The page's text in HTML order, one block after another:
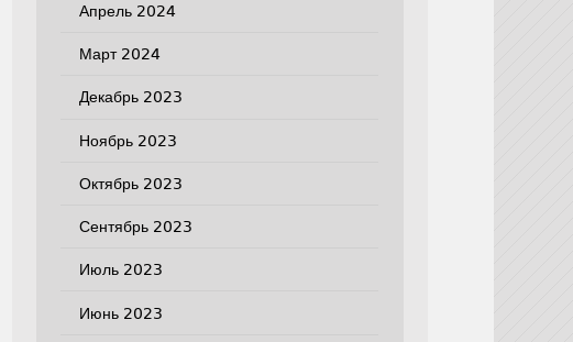
Апрель 2024
Март 2024
Декабрь 2023
Ноябрь 2023
Октябрь 2023
Сентябрь 2023
Июль 2023
Июнь 2023